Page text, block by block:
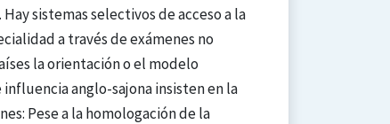
sistemas selectivos de acceso a la
a través de exámenes no
la orientación o el modelo
anglo-sajona insisten en la
Pese a la homologación de la